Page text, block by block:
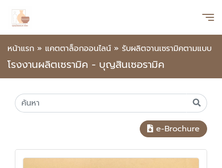
หน้าแรก » แคตตาล็อกออนไลน์ » รับผลิตจานเซรามิคตามแบบ
โรงงานผลิตเซรามิค - บุญสินเซอรามิค
e-Brochure